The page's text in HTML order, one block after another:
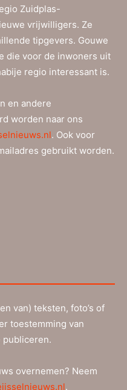
Zuidplas-
vrijwilligers. Ze
tipgevers. Gouwe
die voor de inwoners uit
regio interessant is.
en andere
worden naar ons
. Ook voor
gebruikt worden.
van) teksten, foto’s of
toestemming van
publiceren.
overnemen? Neem
.